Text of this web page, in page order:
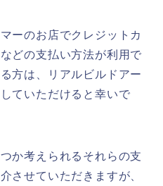
ーのお店でクレジットカ
どの支払い方法が利用で
方は、リアルビルドアー
ていただけると幸いで
か考えられるそれらの支
させていただきますが、